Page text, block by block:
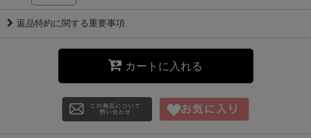
返品特約に関する重要事項
カートに入れる